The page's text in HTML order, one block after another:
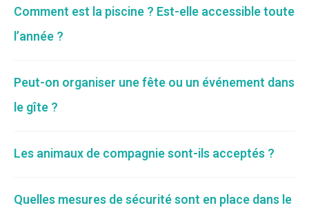
Comment est la piscine ? Est-elle accessible toute
l’année ?
Peut-on organiser une fête ou un événement dans
le gîte ?
Les animaux de compagnie sont-ils acceptés ?
Quelles mesures de sécurité sont en place dans le